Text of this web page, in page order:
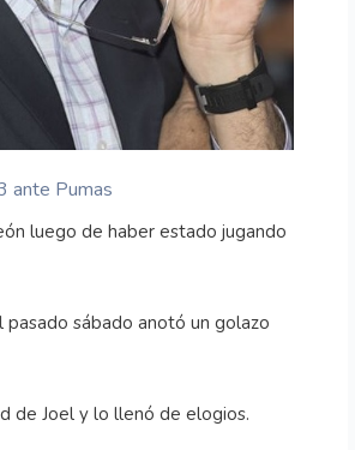
ante Pumas
luego de haber estado jugando
sábado anotó un golazo
de Joel y lo llenó de elogios.